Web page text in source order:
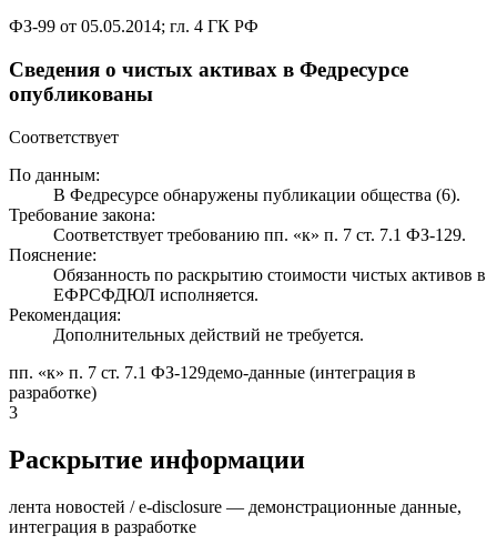
ФЗ-99 от 05.05.2014; гл. 4 ГК РФ
Сведения о чистых активах в Федресурсе
опубликованы
Соответствует
По данным:
В Федресурсе обнаружены публикации общества (6).
Требование закона:
Соответствует требованию пп. «к» п. 7 ст. 7.1 ФЗ-129.
Пояснение:
Обязанность по раскрытию стоимости чистых активов в
ЕФРСФДЮЛ исполняется.
Рекомендация:
Дополнительных действий не требуется.
пп. «к» п. 7 ст. 7.1 ФЗ-129демо-данные (интеграция в
разработке)
3
Раскрытие информации
лента новостей / e-disclosure — демонстрационные данные,
интеграция в разработке